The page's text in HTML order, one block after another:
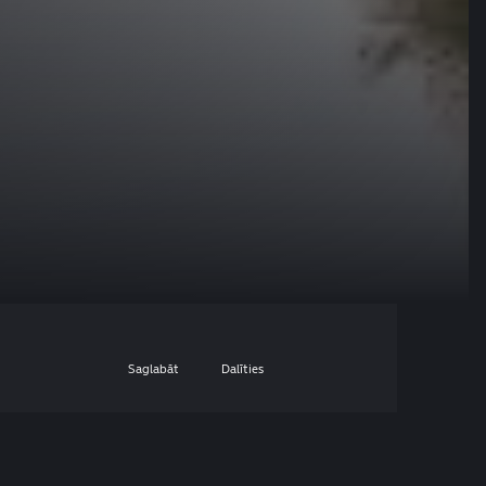
Saglabāt Dalīties